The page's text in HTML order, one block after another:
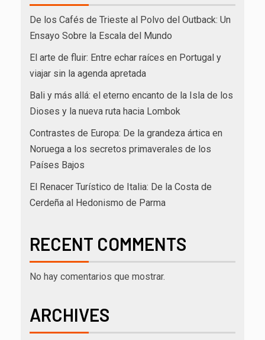
De los Cafés de Trieste al Polvo del Outback: Un
Ensayo Sobre la Escala del Mundo
El arte de fluir: Entre echar raíces en Portugal y
viajar sin la agenda apretada
Bali y más allá: el eterno encanto de la Isla de los
Dioses y la nueva ruta hacia Lombok
Contrastes de Europa: De la grandeza ártica en
Noruega a los secretos primaverales de los
Países Bajos
El Renacer Turístico de Italia: De la Costa de
Cerdeña al Hedonismo de Parma
RECENT COMMENTS
No hay comentarios que mostrar.
ARCHIVES